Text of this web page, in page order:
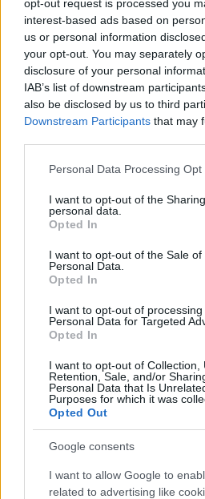
opt-out request is processed you
interest-based ads based on
us or personal information
your opt-out. You may separately
disclosure of your personal
IAB’s list of downstream
also be disclosed by us to third
Downstream Participants that may
Please note that this website/app
not limited to your visit or usage
grant or deny consent to Google
use your data for below specified
consent section.
Personal Data Processing Opt
I want to opt-out of the
personal data.
Opted In
I want to opt-out of the Sale of
Personal Data.
Opted In
I want to opt-out of processing
Personal Data for Targeted
Opted In
I want to opt-out of Collection,
Retention, Sale, and/or
Personal Data that Is
Purposes for which it was
Opted Out
Google consents
I want to allow Google to
related to advertising like